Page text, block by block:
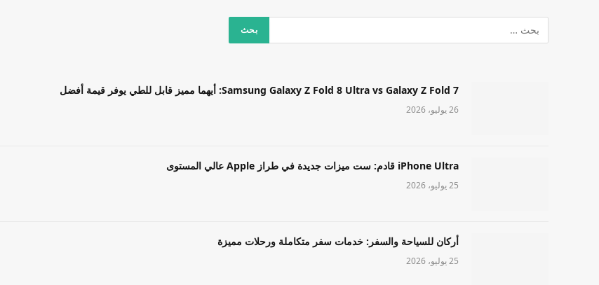
Samsung Galaxy Z Fold 8 Ultra vs Galaxy Z Fold 7: أيهما مميز قابل للطي يوفر قيمة أفضل
26 يوليو، 2026
iPhone Ultra قادم: ست ميزات جديدة في طراز Apple عالي المستوى
25 يوليو، 2026
أركان للسياحة والسفر: خدمات سفر متكاملة ورحلات مميزة
25 يوليو، 2026